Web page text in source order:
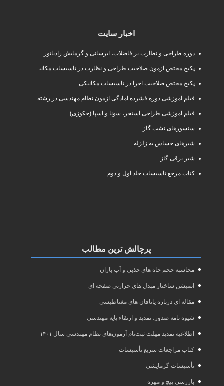
اخبار سایت
دوره طراحی و نظارت بر فاضلاب، آبرسانی و گرمایش رادیاتور
پکیج مختص آزمون صلاحیت طراحی و نظارت در تاسیسات مکانیکی
پکیج مختص صلاحیت اجرا در تاسیسات مکانیکی
فیلم آموزشی دوره فشرده آمادگی آزمون نظام مهندسی در رشته طراحی و نظارت تاسیسات مکانیکی ساختمان
فیلم آموزشی طراحی استخر، سونا و اسپا (جکوزی)
سنسورهای نشت گاز
شیرهای حساس به زلزله
شیر برقی گاز
کتاب مرجع تاسیسات جلد اول و دوم
پرچالش ترین مطالب
محاسبه حجم چاه های جذبی و آب باران
انمیشن ساختار مبدل های حرارتی صفحه ای
مقاله ای درباره یاتاقان های مغناطیسی
شیوه نامه صدور، تمدید و ارتقاء پایه مهندسی
اطلاعیه تمدید مهلت ثبت‌نام آزمون‌های نظام مهندسی سال ۱۴۰۱
کتاب مراجعات سریع تأسیسات
تأسیسات گرمایشی
بازرسی پیچ و مهره